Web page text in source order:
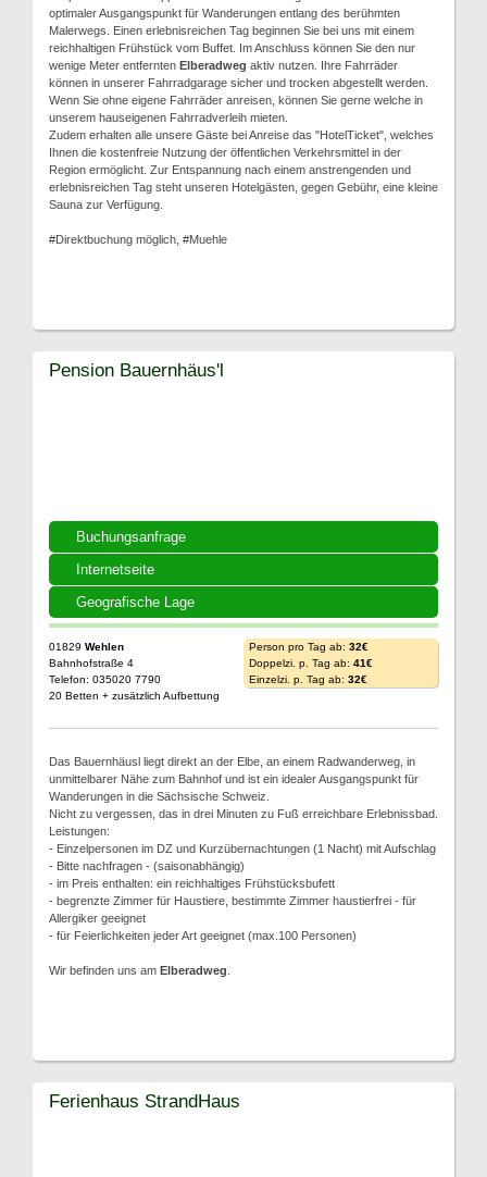
optimaler Ausgangspunkt für Wanderungen entlang des berühmten
Malerwegs. Einen erlebnisreichen Tag beginnen Sie bei uns mit einem
reichhaltigen Frühstück vom Buffet. Im Anschluss können Sie den nur
wenige Meter entfernten Elberadweg aktiv nutzen. Ihre Fahrräder
können in unserer Fahrradgarage sicher und trocken abgestellt werden.
Wenn Sie ohne eigene Fahrräder anreisen, können Sie gerne welche in
unserem hauseigenen Fahrradverleih mieten.
Zudem erhalten alle unsere Gäste bei Anreise das "HotelTicket", welches
Ihnen die kostenfreie Nutzung der öffentlichen Verkehrsmittel in der
Region ermöglicht. Zur Entspannung nach einem anstrengenden und
erlebnisreichen Tag steht unseren Hotelgästen, gegen Gebühr, eine kleine
Sauna zur Verfügung.
#Direktbuchung möglich, #Muehle
Buchungsanfrage
Internetseite
Geografische Lage
Pension Bauernhäus'l
01829 Wehlen
Bahnhofstraße 4
Telefon: 035020 7790
20 Betten + zusätzlich Aufbettung
Person pro Tag ab: 32€
Doppelzi. p. Tag ab: 41€
Einzelzi. p. Tag ab: 32€
Das Bauernhäusl liegt direkt an der Elbe, an einem Radwanderweg, in
unmittelbarer Nähe zum Bahnhof und ist ein idealer Ausgangspunkt für
Wanderungen in die Sächsische Schweiz.
Nicht zu vergessen, das in drei Minuten zu Fuß erreichbare Erlebnissbad.
Leistungen:
- Einzelpersonen im DZ und Kurzübernachtungen (1 Nacht) mit Aufschlag
- Bitte nachfragen - (saisonabhängig)
- im Preis enthalten: ein reichhaltiges Frühstücksbufett
- begrenzte Zimmer für Haustiere, bestimmte Zimmer haustierfrei - für
Allergiker geeignet
- für Feierlichkeiten jeder Art geeignet (max.100 Personen)
Wir befinden uns am Elberadweg
Ferienhaus StrandHaus